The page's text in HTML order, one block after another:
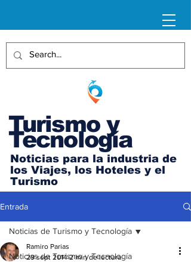
Turismo y
Tecnología
Noticias para la industria de
los Viajes, los Hoteles y el
Turismo
Entrada
Noticias de Turismo y Tecnología
Noticias de Turismo y Tecnología
Ramiro Parias
29 sept 2014 2 min de lectura